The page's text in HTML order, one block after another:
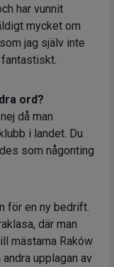
har vunnit
mycket om
jag själv inte
ord?
då man
i landet. Du
som någonting
för en ny bedrift.
där man
mästarna Raków
upplagan av